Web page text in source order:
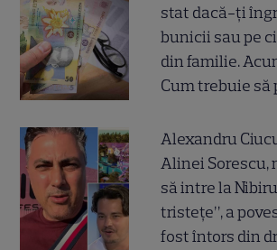
stat dacă-ți
bunicii sau pe
din familie.
Cum trebuie să
Alexandru
Alinei Sorescu,
să intre la
tristețe”, a
fost întors din